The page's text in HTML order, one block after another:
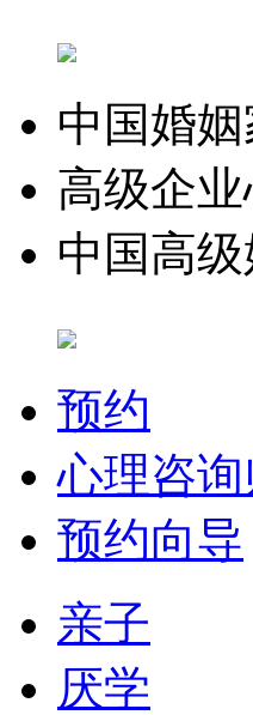
中国婚
高级企
中国高
预约
心理咨询
预约向导
亲子
厌学